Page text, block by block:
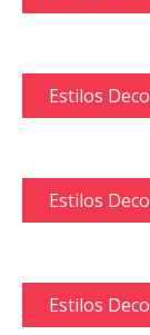
Estilos
Estilos
Estilos